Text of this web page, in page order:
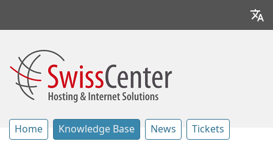
Home Knowledge Base News Tickets